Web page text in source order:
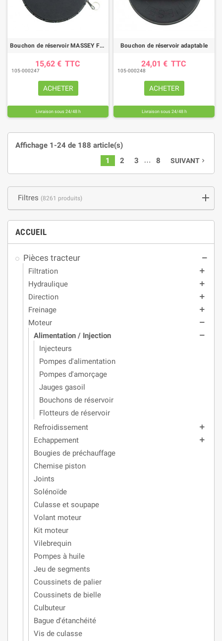
Filtres (8261 produits)
ACCUEIL
Pièces tracteur remove
Filtration add
Hydraulique add
Direction add
Freinage add
Moteur remove
Alimentation / Injection remove
Injecteurs
Pompes d'alimentation
Pompes d'amorçage
Jauges gasoil
Bouchons de réservoir
Flotteurs de réservoir
Refroidissement
add
Echappement add
Bougies de préchauffage
Chemise piston
Joints
Solénoïde
Culasse et soupape
Volant moteur
Kit moteur
Vilebrequin
Pompes à huile
Jeu de segments
Coussinets de palier
Coussinets de bielle
Culbuteur
Bague d'étanchéité
Vis de culasse
Bouchon de réservoir MASSEY FERGUSON / RENAULT
15,62 € TTC
105-000247
ACHETER
Livraison sous 24/48 h
Bouchon de réservoir adaptable
24,01 € TTC
105-000248
ACHETER
Livraison sous 24/48 h
Affichage 1-24 de 188 article(s)
1
2 3 … 8 SUIVANT navigate_next